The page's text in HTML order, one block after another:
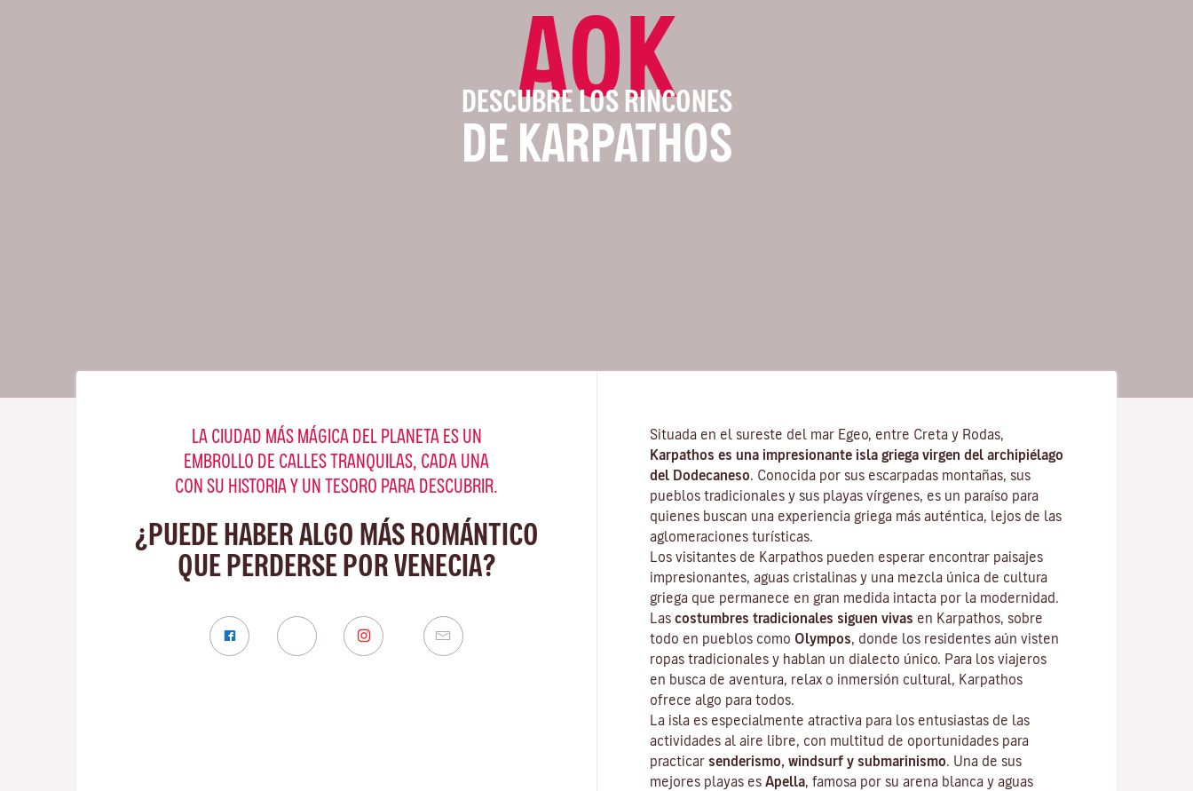
AOK
DESCUBRE LOS RINCONES
DE KARPATHOS
LA CIUDAD MÁS MÁGICA DEL PLANETA ES UN
EMBROLLO DE CALLES TRANQUILAS, CADA UNA
CON SU HISTORIA Y UN TESORO PARA DESCUBRIR.
¿PUEDE HABER ALGO MÁS ROMÁNTICO
QUE PERDERSE POR VENECIA?
Situada en el sureste del mar Egeo, entre Creta y Rodas,
Karpathos es una impresionante isla griega virgen del archipiélago
del Dodecaneso . Conocida por sus escarpadas montañas, sus
pueblos tradicionales y sus playas vírgenes, es un paraíso para
quienes buscan una experiencia griega más auténtica, lejos de las
aglomeraciones turísticas.
Los visitantes de Karpathos pueden esperar encontrar paisajes
impresionantes, aguas cristalinas y una mezcla única de cultura
griega que permanece en gran medida intacta por la modernidad.
Las costumbres tradicionales siguen vivas en Karpathos, sobre
todo en pueblos como Olympos , donde los residentes aún visten
ropas tradicionales y hablan un dialecto único. Para los viajeros
en busca de aventura, relax o inmersión cultural, Karpathos
ofrece algo para todos.
La isla es especialmente atractiva para los entusiastas de las
actividades al aire libre, con multitud de oportunidades para
practicar senderismo, windsurf y submarinismo . Una de sus
mejores playas es Apella , famosa por su arena blanca y aguas